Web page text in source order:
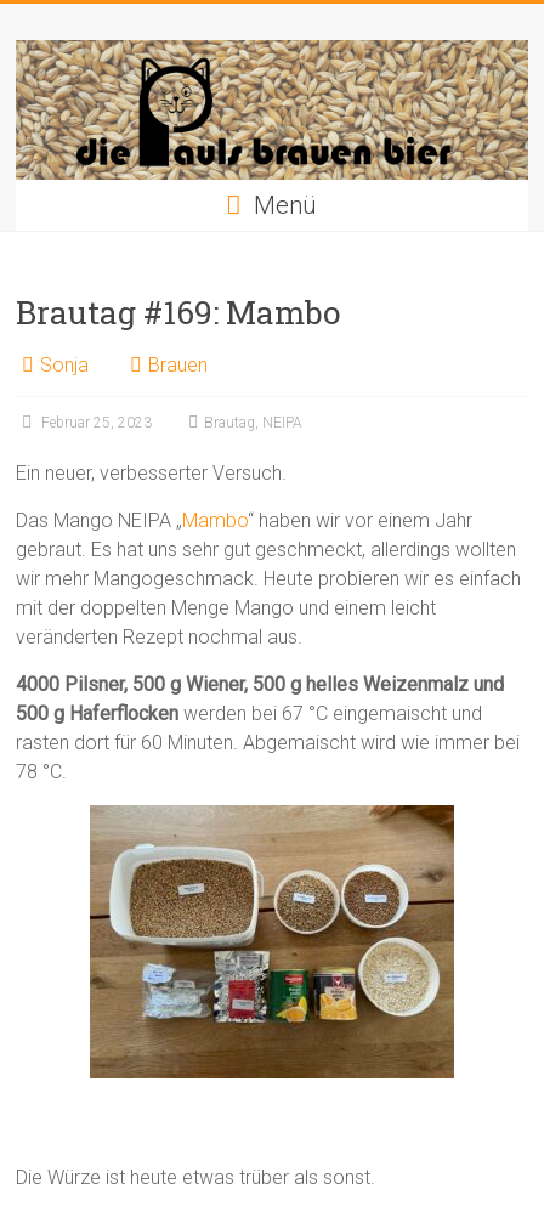
Inhalt
springen
Die
Pauls
brauen
Bier
Menü
Brautag #169: Mambo
Sonja Brauen
Februar 25, 2023 Brautag, NEIPA
Ein neuer, verbesserter Versuch.
Das Mango NEIPA „Mambo“ haben wir vor einem Jahr
gebraut. Es hat uns sehr gut geschmeckt, allerdings wollten
wir mehr Mangogeschmack. Heute probieren wir es einfach
mit der doppelten Menge Mango und einem leicht
veränderten Rezept nochmal aus.
4000 Pilsner, 500 g Wiener, 500 g helles Weizenmalz und
500 g Haferflocken werden bei 67 °C eingemaischt und
rasten dort für 60 Minuten. Abgemaischt wird wie immer bei
78 °C.
Die Würze ist heute etwas trüber als sonst.